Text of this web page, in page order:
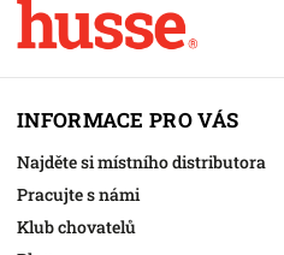
INFORMACE PRO VÁS
Najděte si místního distributora
Pracujte s námi
Klub chovatelů